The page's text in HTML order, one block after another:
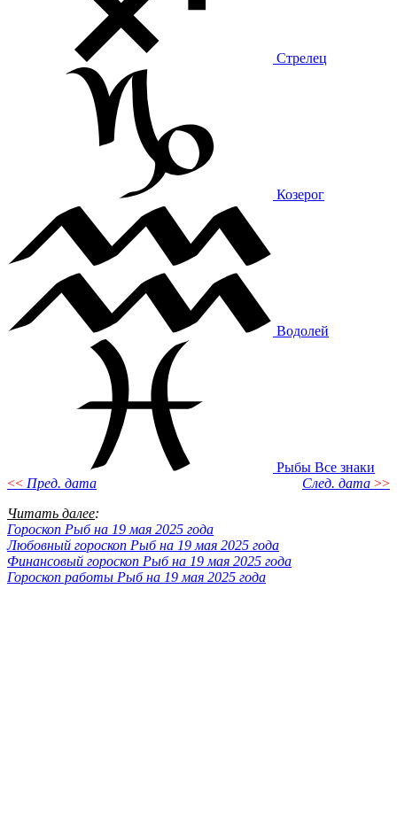
Стрелец
Козерог
Водолей
Рыбы Все знаки
<< Пред. дата След. дата >>
Читать далее:
Гороскоп Рыб на 19 мая 2025 года
Любовный гороскоп Рыб на 19 мая 2025 года
Финансовый гороскоп Рыб на 19 мая 2025 года
Гороскоп работы Рыб на 19 мая 2025 года